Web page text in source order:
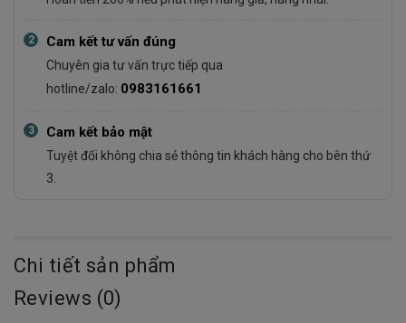
2 Cam kết tư vấn đúng
Chuyên gia tư vấn trực tiếp qua
hotline/zalo: 0983161661
3 Cam kết bảo mật
Tuyệt đối không chia sẻ thông tin khách hàng cho bên thứ
3.
Chi tiết sản phẩm
Reviews (0)